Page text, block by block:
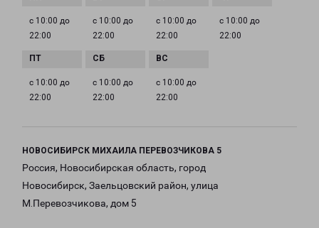
с 10:00 до
22:00
с 10:00 до
22:00
с 10:00 до
22:00
с 10:00 до
22:00
с 10:00 до
22:00
с 10:00 до
22:00
с 10:00 до
22:00
НОВОСИБИРСК МИХАИЛА ПЕРЕВОЗЧИКОВА 5
Россия, Новосибирская область, город
Новосибирск, Заельцовский район, улица
М.Перевозчикова, дом 5